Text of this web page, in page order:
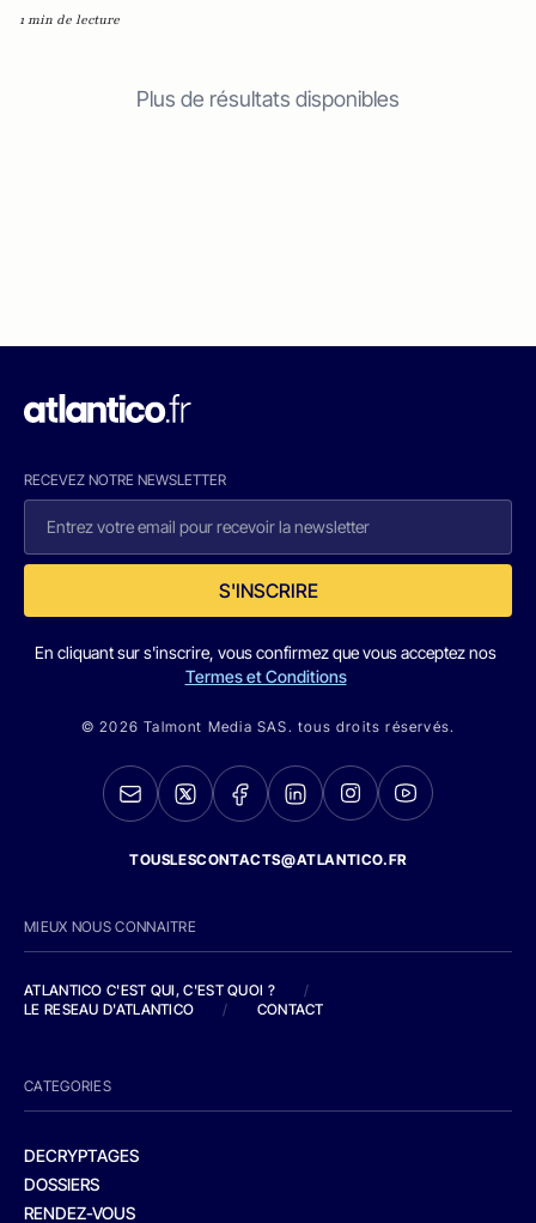
1 min de lecture
Plus de résultats disponibles
RECEVEZ NOTRE NEWSLETTER
S'INSCRIRE
En cliquant sur s'inscrire, vous confirmez que vous acceptez nos
Termes et Conditions
© 2026 Talmont Media SAS. tous droits réservés.
TOUSLESCONTACTS@ATLANTICO.FR
MIEUX NOUS CONNAITRE
ATLANTICO C'EST QUI, C'EST QUOI ?
/
LE RESEAU D'ATLANTICO
/ CONTACT
CATEGORIES
DECRYPTAGES
DOSSIERS
RENDEZ-VOUS